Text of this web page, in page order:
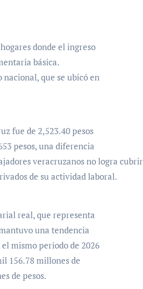
donde el ingreso
básica.
que se ubicó en
fue de 2,523.40 pesos
pesos, una diferencia
veracruzanos no logra
de su actividad laboral.
real, que representa
una tendencia
mismo periodo de 2026
156.78 millones de
de pesos.